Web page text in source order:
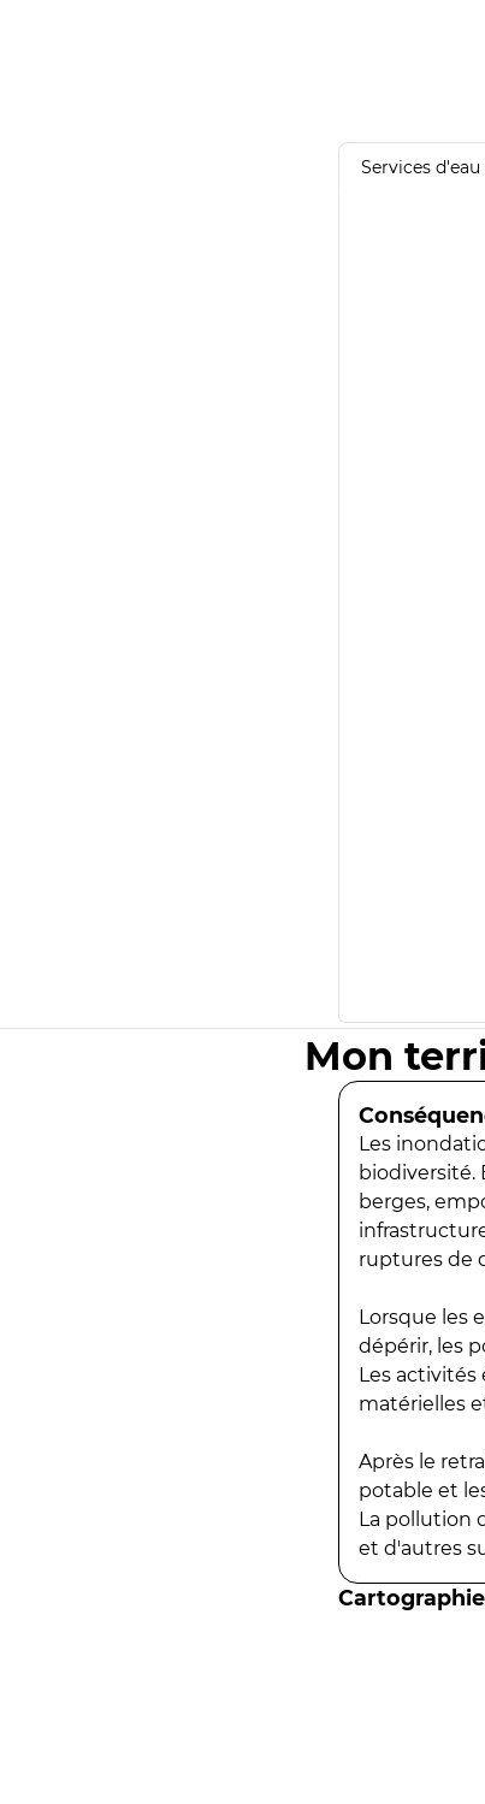
Services
Mon
Les
biodiversité.
berges,
ruptures de
Lorsque les
dépérir, les
Les
matérielles
Après le
potable et
La pollution
et d'autres